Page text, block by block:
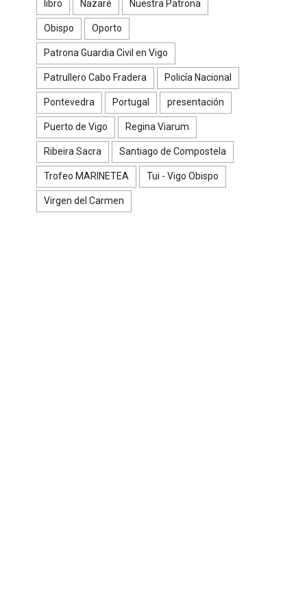
libro Nazaré Nuestra Patrona
Obispo Oporto
Patrona Guardia Civil en Vigo
Patrullero Cabo Fradera Policía Nacional
Pontevedra Portugal presentación
Puerto de Vigo Regina Viarum
Ribeira Sacra Santiago de Compostela
Trofeo MARINETEA Tui - Vigo Obispo
Virgen del Carmen